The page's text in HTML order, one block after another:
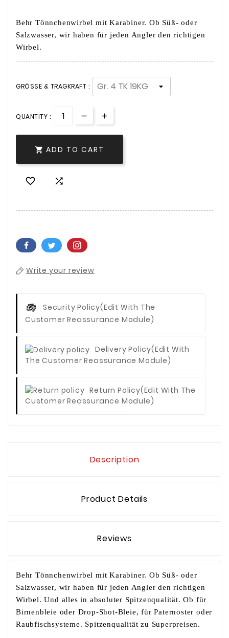
Behr Tönnchenwirbel mit Karabiner. Ob Süß- oder
Salzwasser, wir haben für jeden Angler den richtigen
Wirbel.
GRÖSSE & TRAGKRAFT :
QUANTITY :
 ADD TO CART
 
Write your review
Security Policy(edit With The
Customer Reassurance Module)
Delivery Policy(edit With
The Customer Reassurance Module)
Return Policy(edit With The
Customer Reassurance Module)
Description
Product Details
Reviews
Behr Tönnchenwirbel mit Karabiner. Ob Süß- oder
Salzwasser, wir haben für jeden Angler den richtigen
Wirbel. Und alles in absoluter Spitzenqualität. Ob für
Birnenbleie oder Drop-Shot-Bleie, für Paternoster oder
Raubfischsysteme. Spitzenqualität zu Superpreisen.